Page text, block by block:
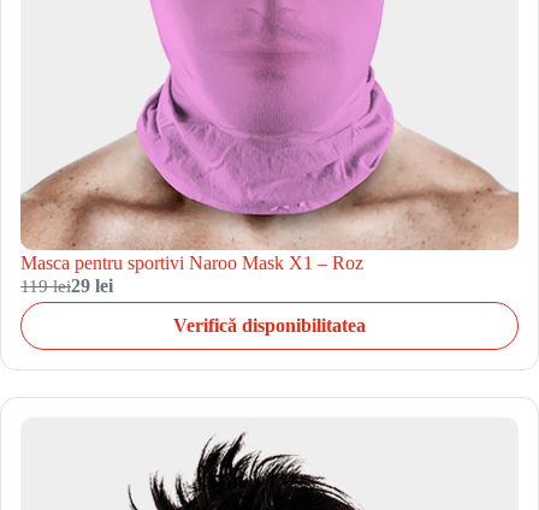
Masca pentru sportivi Naroo Mask X1 – Roz
119 lei29 lei
Verifică disponibilitatea